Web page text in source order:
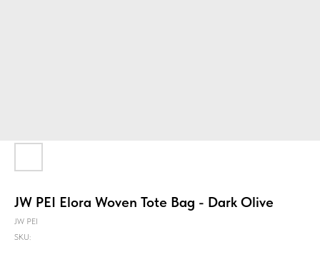
JW PEI Elora Woven Tote Bag - Dark Olive
JW PEI
SKU: